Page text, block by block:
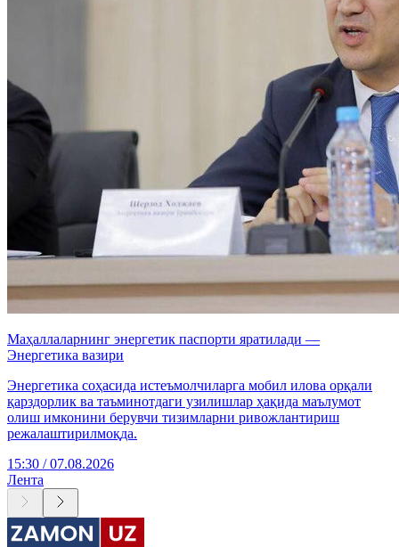
Маҳаллаларнинг энергетик паспорти яратилади —
Энергетика вазири
Энергетика соҳасида истеъмолчиларга мобил илова орқали
қарздорлик ва таъминотдаги узилишлар ҳақида маълумот
олиш имконини берувчи тизимларни ривожлантириш
режалаштирилмоқда.
15:30 / 07.08.2026
Лента